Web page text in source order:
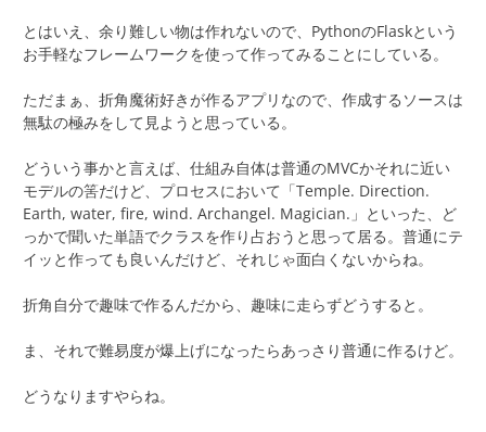
とはいえ、余り難しい物は作れないので、PythonのFlaskという
お手軽なフレームワークを使って作ってみることにしている。
ただまぁ、折角魔術好きが作るアプリなので、作成するソースは
無駄の極みをして見ようと思っている。
どういう事かと言えば、仕組み自体は普通のMVCかそれに近い
モデルの筈だけど、プロセスにおいて「Temple. Direction.
Earth, water, fire, wind. Archangel. Magician.」といった、ど
っかで聞いた単語でクラスを作り占おうと思って居る。普通にテ
イッと作っても良いんだけど、それじゃ面白くないからね。
折角自分で趣味で作るんだから、趣味に走らずどうすると。
ま、それで難易度が爆上げになったらあっさり普通に作るけど。
どうなりますやらね。